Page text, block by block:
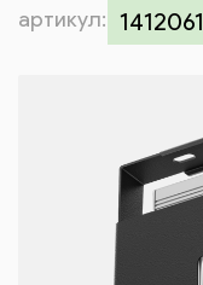
Контакты
артикул: 1412061